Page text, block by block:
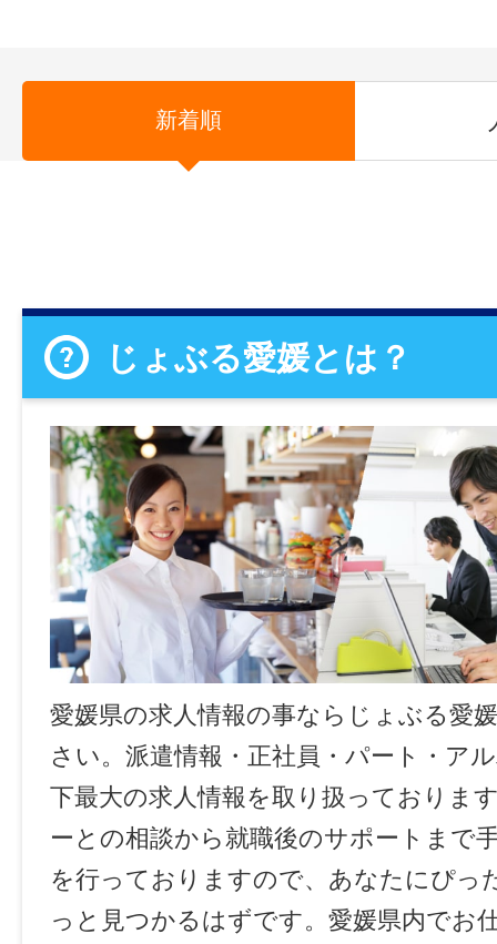
新着順
じょぶる愛媛とは？
愛媛県の求人情報の事ならじょぶる愛
さい。派遣情報・正社員・パート・ア
下最大の求人情報を取り扱っておりま
ーとの相談から就職後のサポートまで
を行っておりますので、あなたにぴっ
っと見つかるはずです。愛媛県内でお